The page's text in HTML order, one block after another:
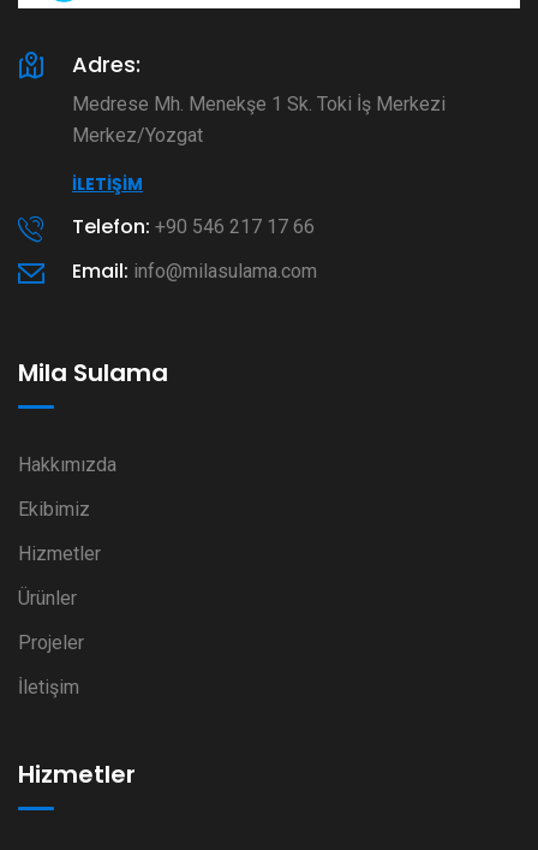
Adres:
Medrese Mh. Menekşe 1 Sk. Toki İş Merkezi
Merkez/Yozgat
İLETIŞIM
Telefon: +90 546 217 17 66
Email: info@milasulama.com
Mila Sulama
Hakkımızda
Ekibimiz
Hizmetler
Ürünler
Projeler
İletişim
Hizmetler